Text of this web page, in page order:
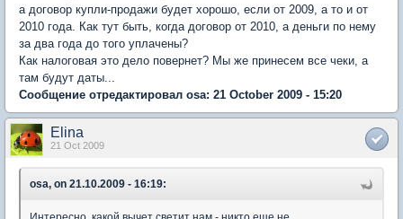
а договор купли-продажи будет хорошо, если от 2009, а то и от
2010 года. Как тут быть, когда договор от 2010, а деньги по нему
за два года до того уплачены?
Как налоговая это дело повернет? Мы же принесем все чеки, а
там будут даты...
Сообщение отредактировал osa: 21 October 2009 - 15:20
Elina
21 Oct 2009
osa, on 21.10.2009 - 16:19: